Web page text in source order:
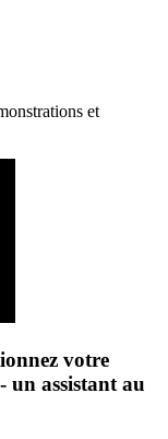
et
votre
un assistant au